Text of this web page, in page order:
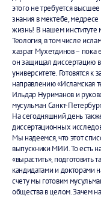
этого не требуется
знания в мектебе,
жизнь! В нашем институте
Теология, в том числе
хазрат Мухетдинов – пока
он защищал диссертацию
университете. Готовятся к
направлению «Исламская
Ильдар Нуриманов и
мусульман Санкт-
На сегодняшний день
диссертационных
Мы надеемся, что этот
выпускники МИИ. То есть
«вырастить», подготовить
кандидатами и докторами
счету мы готовим
общества в целом. Зачем